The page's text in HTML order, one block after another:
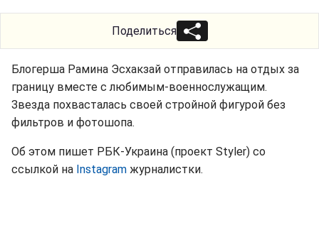
Поделиться
Блогерша Рамина Эсхакзай отправилась на отдых за
границу вместе с любимым-военнослужащим.
Звезда похвасталась своей стройной фигурой без
фильтров и фотошопа.
Об этом пишет РБК-Украина (проект Styler) со
ссылкой на Instagram журналистки.